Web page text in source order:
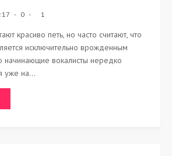
0 1
красиво петь, но часто считают, что
исключительно врожденным
начинающие вокалисты нередко
уже на...